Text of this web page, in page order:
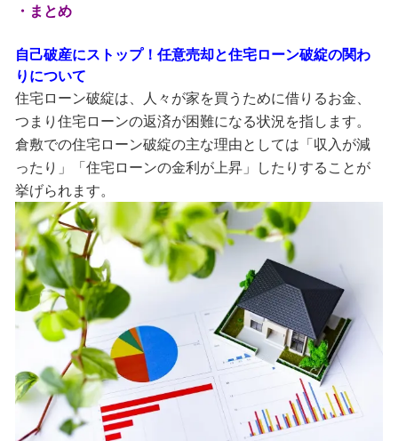
・まとめ
自己破産にストップ！任意売却と住宅ローン破綻の関わ
りについて
住宅ローン破綻は、人々が家を買うために借りるお金、
つまり住宅ローンの返済が困難になる状況を指します。
倉敷での住宅ローン破綻の主な理由としては「収入が減
ったり」「住宅ローンの金利が上昇」したりすることが
挙げられます。